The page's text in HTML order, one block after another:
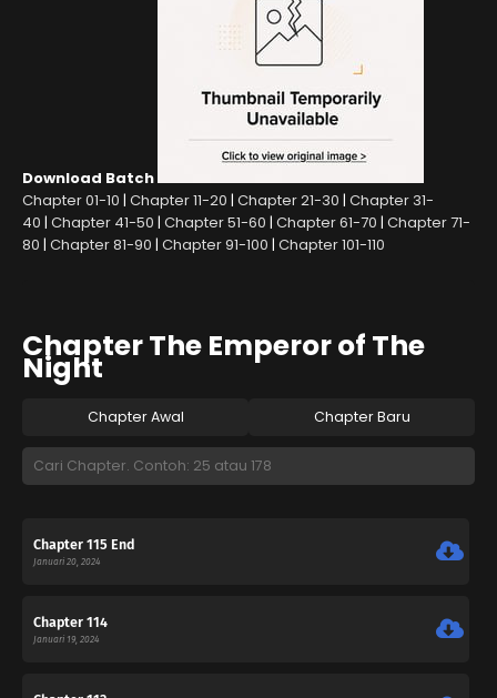
Download Batch
Chapter 01-10 | Chapter 11-20 | Chapter 21-30 | Chapter 31-
40 | Chapter 41-50 | Chapter 51-60 | Chapter 61-70 | Chapter 71-
80 | Chapter 81-90 | Chapter 91-100 | Chapter 101-110
Chapter The Emperor of The
Night
Chapter Awal Chapter Baru
Chapter 115 End
Januari 20, 2024
Chapter 114
Januari 19, 2024